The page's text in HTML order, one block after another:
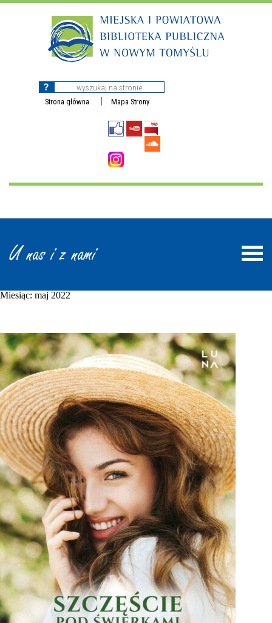
Strona główna Mapa Strony
GALERIA
E-INFORMATOR
O NAS
KONTAKT
MOJE KONTO
U nas i z nami
Miesiąc: maj 2022